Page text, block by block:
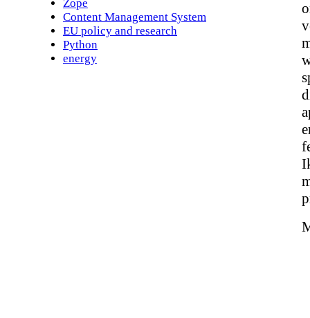
Zope
Content Management System
EU policy and research
Python
energy